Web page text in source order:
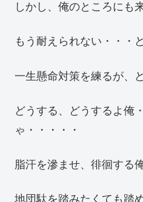
しかし、俺のところにも
もう耐えられない・・・
一生懸命対策を練るが、
どうする、どうするよ俺
ゃ・・・・・
脂汗を滲ませ、徘徊する
地団駄を踏みたくても踏